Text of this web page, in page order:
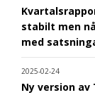
stabilt men
med
2025-02-24
Ny version av